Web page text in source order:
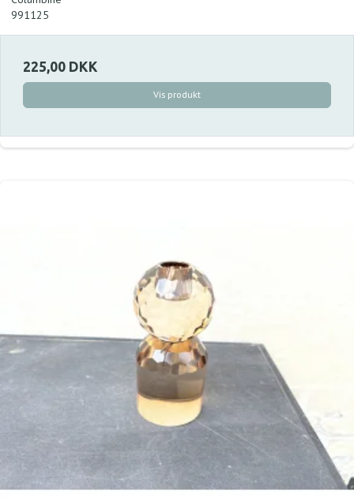
991125
225,00 DKK
Vis produkt